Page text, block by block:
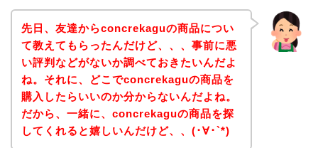
先日、友達からconcrekaguの商品につい
て教えてもらったんだけど、、、事前に悪
い評判などがないか調べておきたいんだよ
ね。それに、どこでconcrekaguの商品を
購入したらいいのか分からないんだよね。
だから、一緒に、concrekaguの商品を探
してくれると嬉しいんだけど、、(･∀･`*)